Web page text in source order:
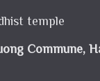
temple
Commune,